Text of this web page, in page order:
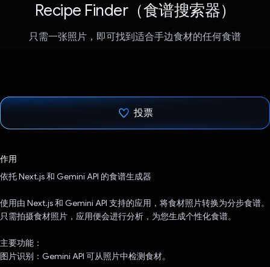
Recipe Finder（食谱搜索器）
只需一张照片，即可找到适合手边食材的任何食谱
投票
作用
依托 Next.js 和 Gemini API 的食谱生成器
使用由 Next.js 和 Gemini API 支持的应用，将食材照片转换为分步食谱。
只需拍摄食材照片，应用便会进行分析，为您生成个性化食谱。
主要功能：
图片识别：Gemini API 可从照片中检测食材。